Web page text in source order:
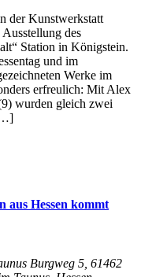
der Kunstwerkstatt
des
Station in Königstein.
und im
Werke im
erfreulich: Mit Alex
wurden gleich zwei
aus Hessen kommt
Burgweg 5, 61462